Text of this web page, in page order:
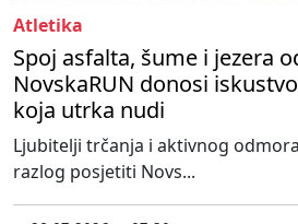
Atletika
Spoj asfalta, šume i jezera
NovskaRUN donosi
koja utrka nudi
Ljubitelji trčanja i aktivnog
razlog posjetiti Novs...